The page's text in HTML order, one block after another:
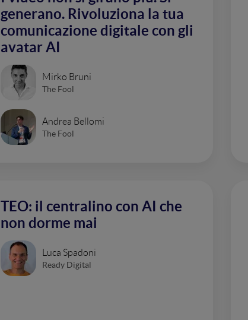
generano. Rivoluziona la tua
comunicazione digitale con gli
avatar AI
Mirko Bruni
The Fool
Andrea Bellomi
The Fool
TEO: il centralino con AI che
non dorme mai
Luca Spadoni
Ready Digital